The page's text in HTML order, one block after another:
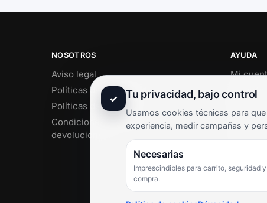
NOSOTROS
Aviso legal
Políticas de privacidad
Políticas de cookies
Condiciones de envío y
devoluciones
AYUDA
Mi
Soporte
✓ Tu privacidad, bajo control
Usamos cookies técnicas para
experiencia, medir campañas y
Necesarias
Imprescindibles para carrito, seguridad y
compra.